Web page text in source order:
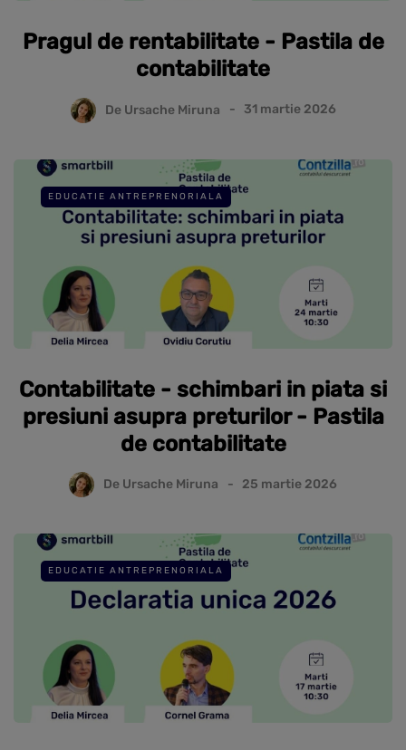
Pragul de rentabilitate - Pastila de
contabilitate
De Ursache Miruna 31 martie 2026
EDUCATIE ANTREPRENORIALA
Contabilitate - schimbari in piata si
presiuni asupra preturilor - Pastila
de contabilitate
De Ursache Miruna 25 martie 2026
EDUCATIE ANTREPRENORIALA